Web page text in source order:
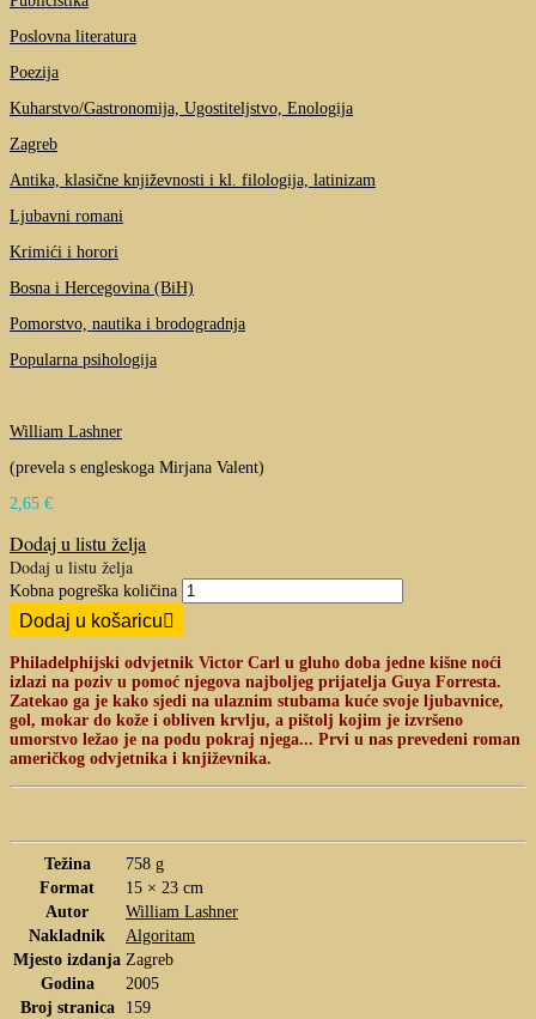
Poslovna literatura
Poezija
Kuharstvo/Gastronomija, Ugostiteljstvo, Enologija
Zagreb
Antika, klasične književnosti i kl. filologija, latinizam
Ljubavni romani
Krimići i horori
Bosna i Hercegovina (BiH)
Pomorstvo, nautika i brodogradnja
Popularna psihologija
William Lashner
(prevela s engleskoga Mirjana Valent)
2,65 €
Dodaj u listu želja
Dodaj u listu želja
Kobna pogreška količina
Dodaj u košaricu
Philadelphijski odvjetnik Victor Carl u gluho doba jedne kišne noći
izlazi na poziv u pomoć njegova najboljeg prijatelja Guya Forresta.
Zatekao ga je kako sjedi na ulaznim stubama kuće svoje ljubavnice,
gol, mokar do kože i obliven krvlju, a pištolj kojim je izvršeno
umorstvo ležao je na podu pokraj njega... Prvi u nas prevedeni roman
američkog odvjetnika i književnika.
Težina
758 g
Format
15 × 23 cm
Autor
William Lashner
Nakladnik
Algoritam
Mjesto izdanja Zagreb
Godina
2005
Broj stranica
159